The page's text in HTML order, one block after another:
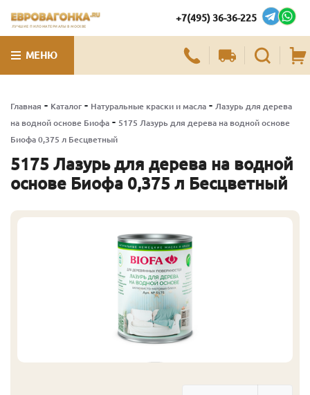
ЛУЧШИЕ ПИЛОМАТЕРИАЛЫ В МОСКВЕ
+7(495) 36-36-225
МЕНЮ
Главная - Каталог - Натуральные краски и масла - Лазурь для дерева
на водной основе Биофа - 5175 Лазурь для дерева на водной основе
Биофа 0,375 л Бесцветный
5175 Лазурь для дерева на водной
основе Биофа 0,375 л Бесцветный